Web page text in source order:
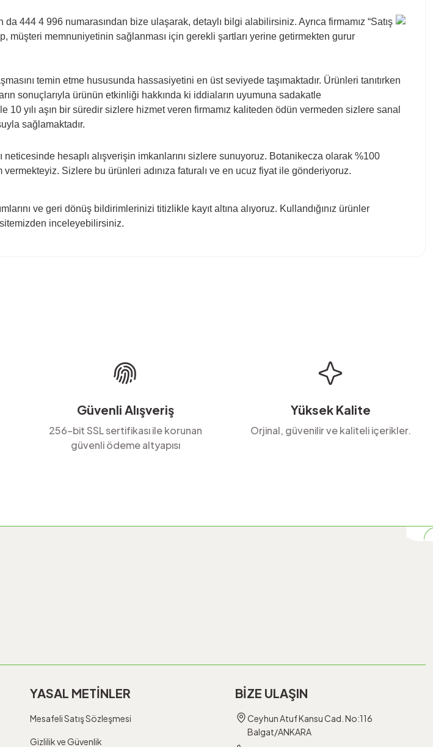
da 444 4 996 numarasından bize ulaşarak, detaylı bilgi alabilirsiniz. Ayrıca firmamız “Satış
müşteri memnuniyetinin sağlanması için gerekli şartları yerine getirmekten gurur
temin etme hususunda hassasiyetini en üst seviyede taşımaktadır. Ürünleri tanıtırken
sonuçlarıyla ürünün etkinliği hakkında ki iddiaların uyumuna sadakatle
yılı aşın bir süredir sizlere hizmet veren firmamız kaliteden ödün vermeden sizlere sanal
sağlamaktadır.
neticesinde hesaplı alışverişin imkanlarını sizlere sunuyoruz. Botanikecza olarak %100
Sizlere bu ürünleri adınıza faturalı ve en ucuz fiyat ile gönderiyoruz.
ve geri dönüş bildirimlerinizi titizlikle kayıt altına alıyoruz. Kullandığınız ürünler
inceleyebilirsiniz.
Güvenli Alışveriş
256-bit SSL sertifikası ile korunan
güvenli ödeme altyapısı
Yüksek Kalite
Orjinal, güvenilir ve kaliteli içerikler.
YASAL METİNLER
Mesafeli Satış Sözleşmesi
Gizlilik ve Güvenlik
BİZE ULAŞIN
Ceyhun Atuf Kansu Cad. No:116
Balgat/ANKARA